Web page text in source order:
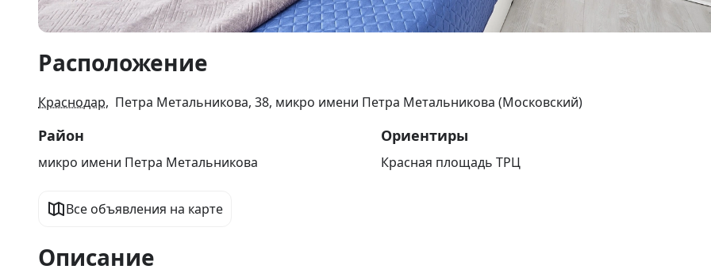
1
12
Расположение
Краснодар, Петра Метальникова, 38, микро имени Петра Метальникова (Московский)
Район
микро имени Петра Метальникова
Ориентиры
Красная площадь ТРЦ
Все объявления на карте
Описание